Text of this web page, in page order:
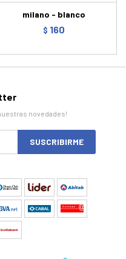
milano - blanco
$ 160
novedades!
SUSCRIBIRME